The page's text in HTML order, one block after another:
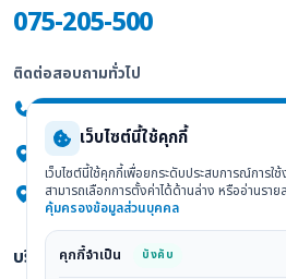
075-205-500
ติดต่อสอบถามทั่วไป
075-205-555
247/2 ถ.พัทลุง ต.ทับเที่ยง อ.เมือง จ.
ดูแผนที่ Google Maps
บริการทางการแพทย์
เว็บไซต์นี้ใช้คุกกี้
เว็บไซต์นี้ใช้คุกกี้เพื่อยกระดับประสบการณ์การใช้
สามารถเลือกการตั้งค่าได้ด้านล่าง หรืออ่านราย
คุ้มครองข้อมูลส่วนบุคคล
คุกกี้จำเป็น บังคับ